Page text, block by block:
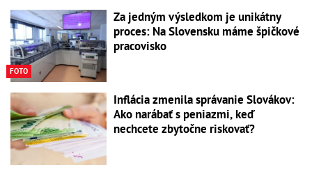
FOTO
Za jedným výsledkom je unikátny
proces: Na Slovensku máme špičkové
pracovisko
Inflácia zmenila správanie Slovákov:
Ako narábať s peniazmi, keď
nechcete zbytočne riskovať?